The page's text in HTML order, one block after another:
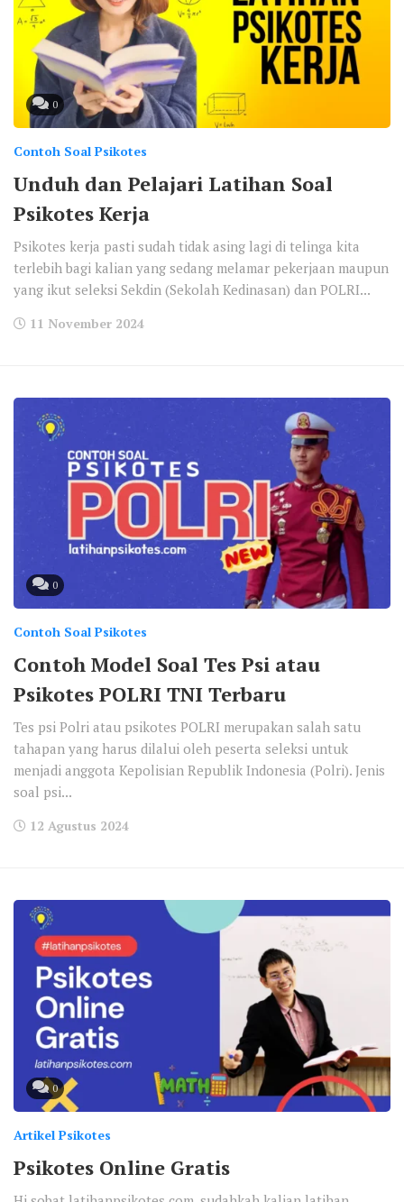
0
Contoh Soal Psikotes
Unduh dan Pelajari Latihan Soal
Psikotes Kerja
Psikotes kerja pasti sudah tidak asing lagi di telinga kita
terlebih bagi kalian yang sedang melamar pekerjaan maupun
yang ikut seleksi Sekdin (Sekolah Kedinasan) dan POLRI...
11 November 2024
0
Contoh Soal Psikotes
Contoh Model Soal Tes Psi atau
Psikotes POLRI TNI Terbaru
Tes psi Polri atau psikotes POLRI merupakan salah satu
tahapan yang harus dilalui oleh peserta seleksi untuk
menjadi anggota Kepolisian Republik Indonesia (Polri). Jenis
soal psi...
12 Agustus 2024
0
Artikel Psikotes
Psikotes Online Gratis